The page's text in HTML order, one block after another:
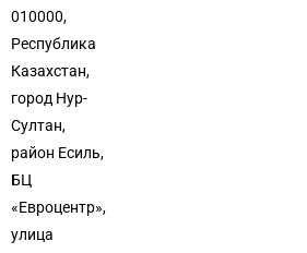
010000,
Республика
Казахстан,
город Нур-
Султан,
район Есиль,
БЦ
«Евроцентр»,
улица